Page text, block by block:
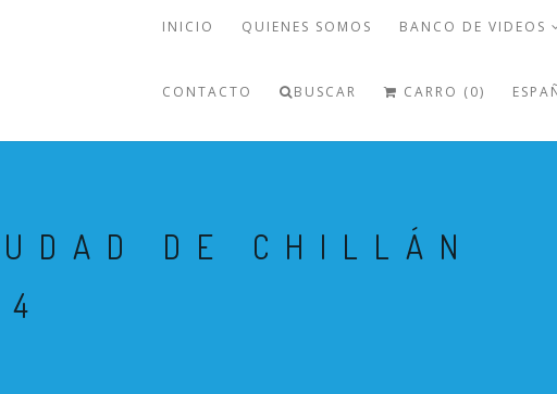
INICIO QUIENES SOMOS BANCO DE VIDEOS
CONTACTO BUSCAR CARRO (0)
DE CHILLÁN